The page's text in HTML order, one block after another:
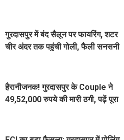
गुरदासपुर में बंद सैलून पर फायरिंग, शटर
चीर अंदर तक पहुंची गोली, फैली सनसनी
हैरानीजनक! गुरदासपुर के Couple ने
49,52,000 रुपये की मारी ठगी, पढ़ें पूरा